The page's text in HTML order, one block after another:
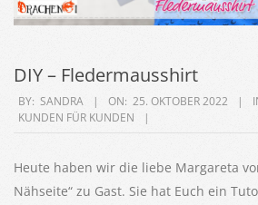
DIY – Fledermausshirt
2022-
10-
BY: SANDRA ON: 25. OKTOBER 2022
KUNDEN FÜR KUNDEN
Heute haben wir die liebe Margareta
Nähseite“ zu Gast. Sie hat Euch ein